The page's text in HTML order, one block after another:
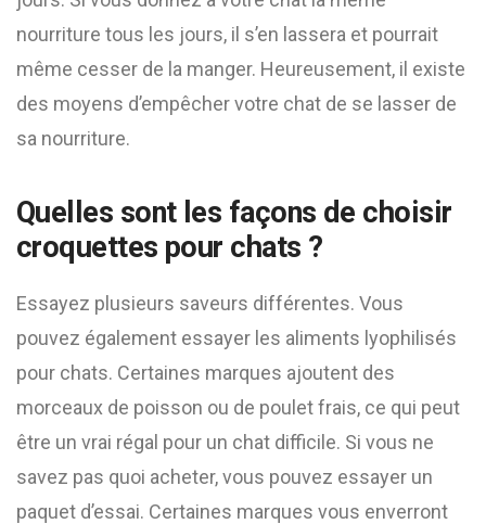
nourriture tous les jours, il s’en lassera et pourrait
même cesser de la manger. Heureusement, il existe
des moyens d’empêcher votre chat de se lasser de
sa nourriture.
Quelles sont les façons de choisir
croquettes pour chats ?
Essayez plusieurs saveurs différentes. Vous
pouvez également essayer les aliments lyophilisés
pour chats. Certaines marques ajoutent des
morceaux de poisson ou de poulet frais, ce qui peut
être un vrai régal pour un chat difficile. Si vous ne
savez pas quoi acheter, vous pouvez essayer un
paquet d’essai. Certaines marques vous enverront